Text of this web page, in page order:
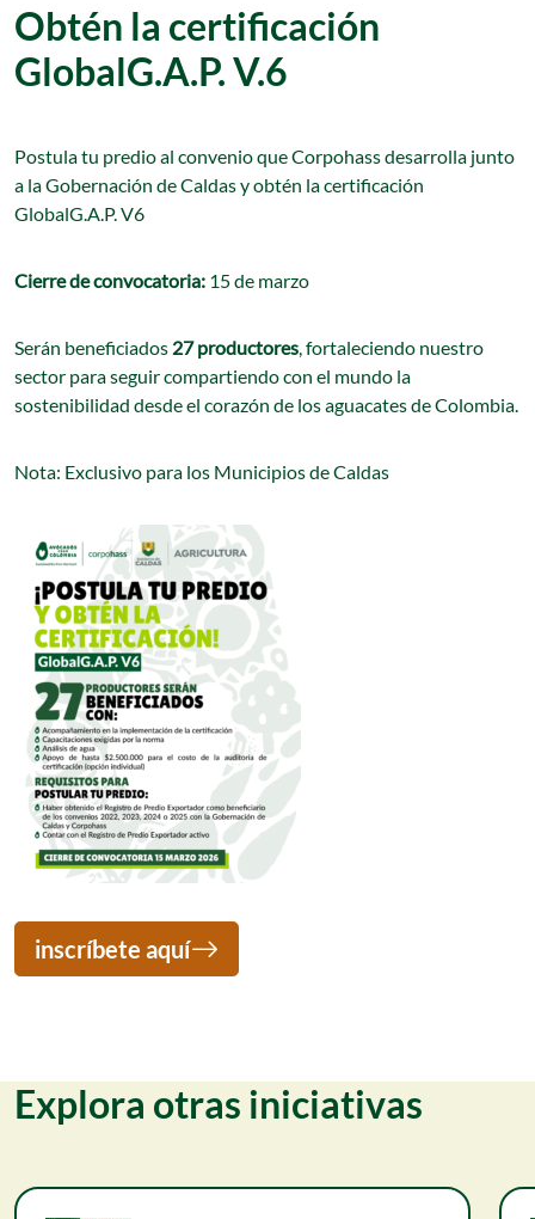
Obtén la certificación
GlobalG.A.P. V.6
Postula tu predio al convenio que Corpohass desarrolla junto
a la Gobernación de Caldas y obtén la certificación
GlobalG.A.P. V6
Cierre de convocatoria: 15 de marzo
Serán beneficiados 27 productores, fortaleciendo nuestro
sector para seguir compartiendo con el mundo la
sostenibilidad desde el corazón de los aguacates de Colombia.
Nota: Exclusivo para los Municipios de Caldas
inscríbete aquí
Explora otras iniciativas